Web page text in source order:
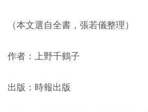
（本文選自全書，張若儀整理）
作者：上野千鶴子
出版：時報出版